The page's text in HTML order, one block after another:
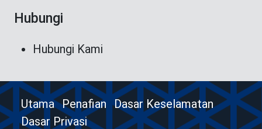
Hubungi
Hubungi Kami
Utama Penafian Dasar Keselamatan
Dasar Privasi